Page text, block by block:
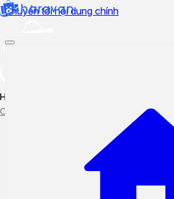
Chuyển tới nội dung chính
Hướng dẫn sử dụng
Cập nhật tính năng mới
Theo dõi